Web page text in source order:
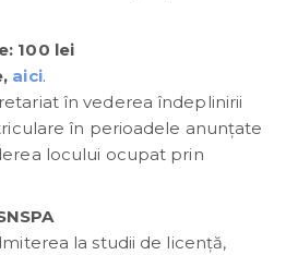
100 lei
aici.
în vederea îndeplinirii
în perioadele anunțate
locului ocupat prin
la studii de licenţă,